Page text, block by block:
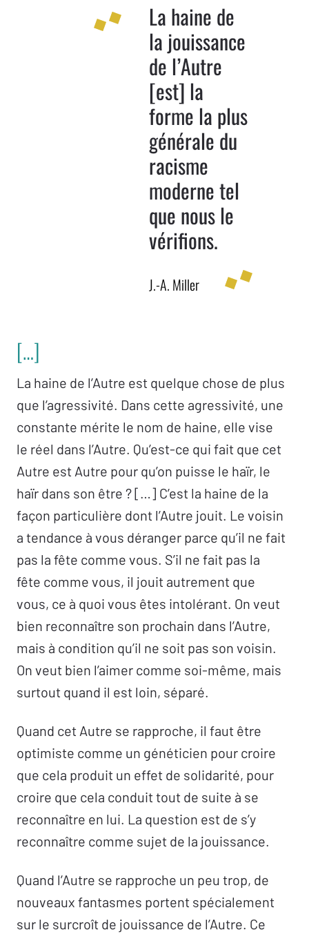
La haine de
la jouissance
de l’Autre
[est] la
forme la plus
générale du
racisme
moderne tel
que nous le
vérifions.
J.-A. Miller
[…]
La haine de l’Autre est quelque chose de plus
que l’agressivité. Dans cette agressivité, une
constante mérite le nom de haine, elle vise
le réel dans l’Autre. Qu’est-ce qui fait que cet
Autre est Autre pour qu’on puisse le haïr, le
haïr dans son être ? […] C’est la haine de la
façon particulière dont l’Autre jouit. Le voisin
a tendance à vous déranger parce qu’il ne fait
pas la fête comme vous. S’il ne fait pas la
fête comme vous, il jouit autrement que
vous, ce à quoi vous êtes intolérant. On veut
bien reconnaître son prochain dans l’Autre,
mais à condition qu’il ne soit pas son voisin.
On veut bien l’aimer comme soi-même, mais
surtout quand il est loin, séparé.
Quand cet Autre se rapproche, il faut être
optimiste comme un généticien pour croire
que cela produit un effet de solidarité, pour
croire que cela conduit tout de suite à se
reconnaître en lui. La question est de s’y
reconnaître comme sujet de la jouissance.
Quand l’Autre se rapproche un peu trop, de
nouveaux fantasmes portent spécialement
sur le surcroît de jouissance de l’Autre. Ce